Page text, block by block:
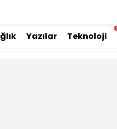
Yazılar Teknoloji